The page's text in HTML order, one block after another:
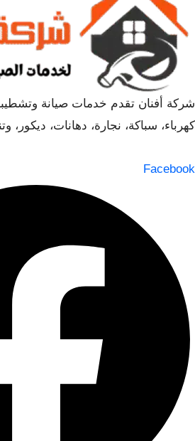
شركة أفنان تقدم خدمات صيانة
كهرباء، سباكة، نجارة، دهانات، ديكور،
Facebook